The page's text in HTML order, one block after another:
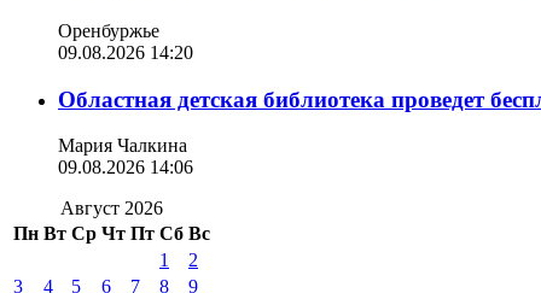
Оренбуржье
09.08.2026 14:20
Областная детская библиотека проведет
Мария Чалкина
09.08.2026 14:06
Август 2026
Пн Вт Ср Чт Пт Сб Вс
1
2
3
4 5 6 7 8
9